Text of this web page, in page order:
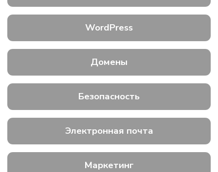
WordPress
Домены
Безопасность
Электронная почта
Маркетинг